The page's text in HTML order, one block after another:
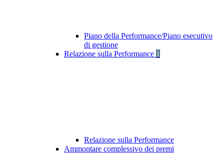
Piano della Performance/Piano esecutivo
di gestione
Relazione sulla Performance 1
Relazione sulla Performance
Ammontare complessivo dei premi